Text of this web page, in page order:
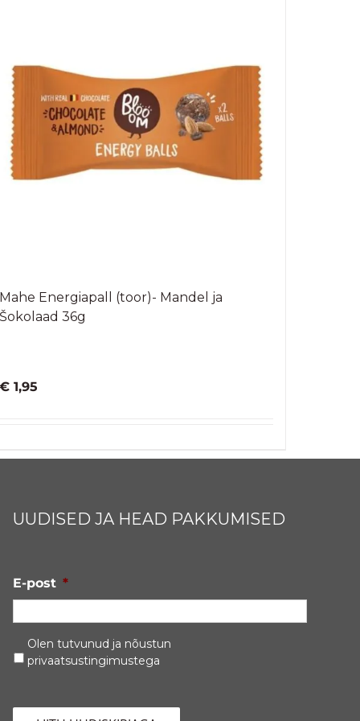
Mahe Energiapall (toor)- Mandel ja
Šokolaad 36g
€1,95
UUDISED JA HEAD PAKKUMISED
E-post *
Privaatsustingimused *
Olen tutvunud ja nõustun
privaatsustingimustega